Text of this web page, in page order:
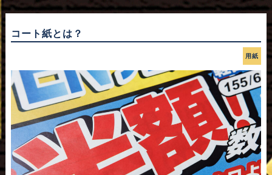
コート紙とは？
用紙